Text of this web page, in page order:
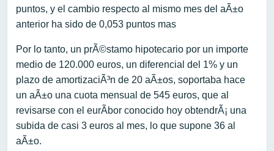
puntos, y el cambio respecto al mismo mes del aÃ±o
anterior ha sido de 0,053 puntos mas
Por lo tanto, un prÃ©stamo hipotecario por un importe
medio de 120.000 euros, un diferencial del 1% y un
plazo de amortizaciÃ³n de 20 aÃ±os, soportaba hace
un aÃ±o una cuota mensual de 545 euros, que al
revisarse con el eurÃ­bor conocido hoy obtendrÃ¡ una
subida de casi 3 euros al mes, lo que supone 36 al
aÃ±o.